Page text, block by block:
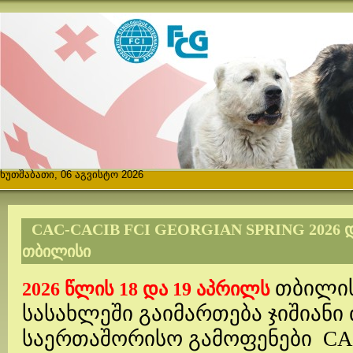
ხუთშაბათი, 06 აგვისტო 2026
CAC-CACIB FCI GEORGIAN SPRING 2026
ᲗᲑᲘᲚᲘᲡᲘ
2026 წლის 18 და 19 აპრილს
სასახლეში გაიმართება
საერთაშორისო გამოფენები